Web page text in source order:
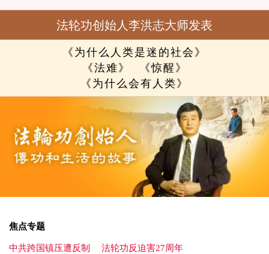
法轮功创始人李洪志大师发表
《为什么人类是迷的社会》
《法难》
《惊醒》
《为什么会有人类》
焦点专题
中共跨国镇压遭反制 法轮功反迫害27周年